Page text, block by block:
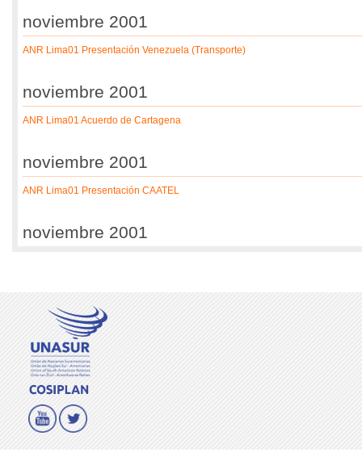
noviembre 2001
ANR Lima01 Presentación Venezuela (Transporte)
noviembre 2001
ANR Lima01 Acuerdo de Cartagena
noviembre 2001
ANR Lima01 Presentación CAATEL
noviembre 2001